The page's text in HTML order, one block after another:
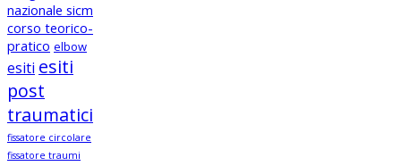
nazionale sicm
corso teorico-
pratico elbow
esiti esiti
post
traumatici
fissatore circolare
fissatore traumi